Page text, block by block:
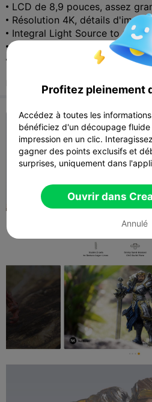
LCD de 8,9 pouces, assez
Résolution 4K, détails
Integral Light Source to
axe Z stable, moins
Fair Print Quality at Max
$229
Profitez pleinement
Accédez à toutes les
bénéficiez d'un découpage
impression en un clic.
gagner des points exclusifs et
surprises, uniquement dans
Ouvrir dans
Annulé